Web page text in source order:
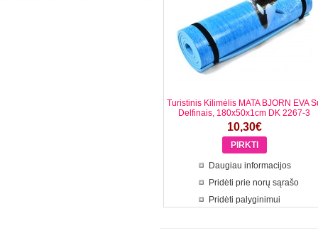
Turistinis Kilimėlis MATA BJORN EVA
Delfinais, 180x50x1cm DK 2267-3
10,30€
Daugiau informacijos
Pridėti prie norų sąrašo
Pridėti palyginimui